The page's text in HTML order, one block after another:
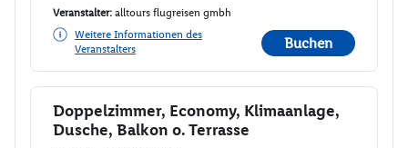
Veranstalter: alltours flugreisen gmbh
Weitere Informationen des
Veranstalters
Buchen
Buchen
Doppelzimmer, Economy, Klimaanlage,
Dusche, Balkon o. Terrasse